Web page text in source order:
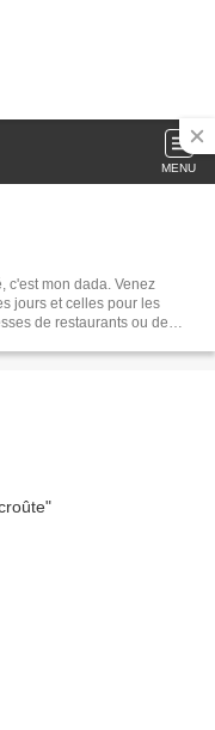
MENU
c'est mon dada. Venez
jours et celles pour les
de restaurants ou de